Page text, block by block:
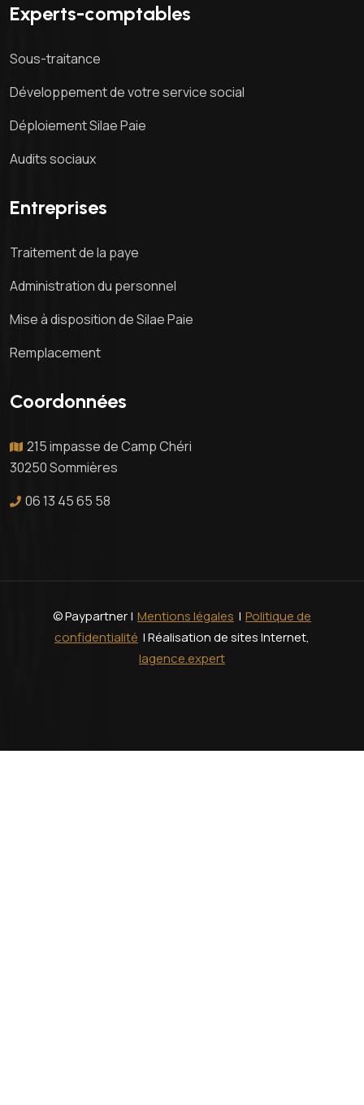
Experts-comptables
Sous-traitance
Développement de votre service social
Déploiement Silae Paie
Audits sociaux
Entreprises
Traitement de la paye
Administration du personnel
Mise à disposition de Silae Paie
Remplacement
Coordonnées
215 impasse de Camp Chéri
30250 Sommières
06 13 45 65 58
© Paypartner | Mentions légales | Politique de
confidentialité | Réalisation de sites Internet,
lagence.expert